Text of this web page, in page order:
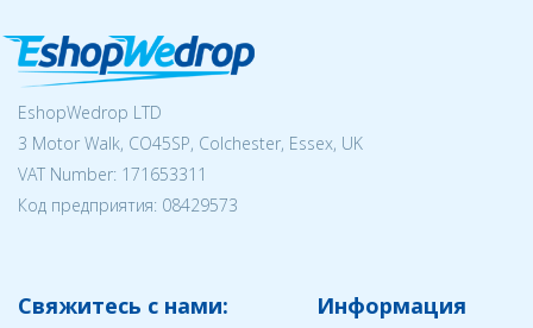
EshopWedrop LTD
3 Motor Walk, CO45SP, Colchester, Essex, UK
VAT Number: 171653311
Код предприятия: 08429573
Свяжитесь с нами: Информация